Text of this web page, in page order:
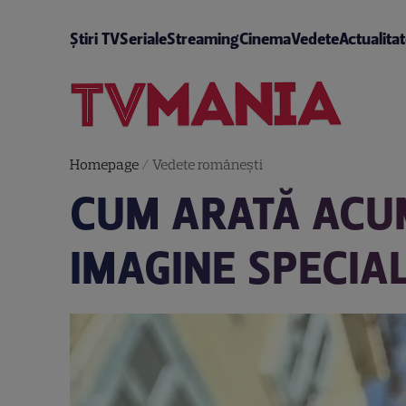
Știri TVSerialeStreamingCinemaVedete
Homepage/ Vedete româneşti
CUM ARATĂ
IMAGINE